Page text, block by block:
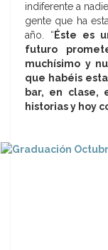
indiferente a
gente que ha
año. “ Éste es
futuro
muchísimo y
que habéis
bar, en clase,
historias y hoy